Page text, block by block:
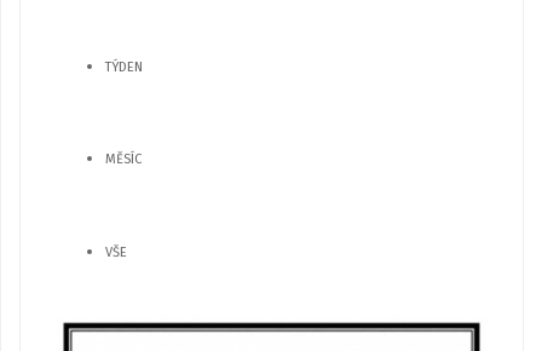
TÝDEN
MĚSÍC
VŠE